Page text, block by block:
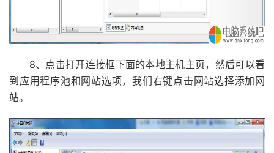
8、点击打开连接框下面的本地主机主页，然后可以看
到应用程序池和网站选项，我们右键点击网站选择添加网
站。